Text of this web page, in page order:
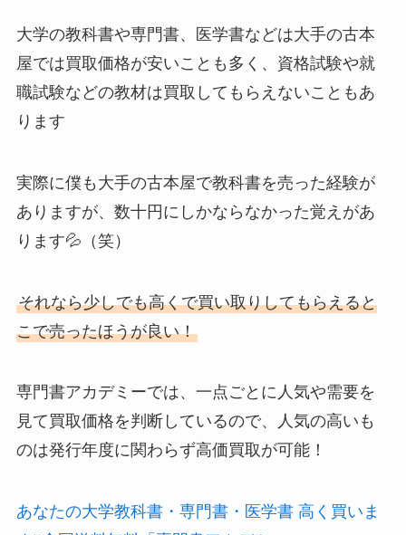
大学の教科書や専門書、医学書などは大手の古本
屋では買取価格が安いことも多く、資格試験や就
職試験などの教材は買取してもらえないこともあ
ります
実際に僕も大手の古本屋で教科書を売った経験が
ありますが、数十円にしかならなかった覚えがあ
ります💦（笑）
それなら少しでも高くで買い取りしてもらえると
こで売ったほうが良い！
専門書アカデミーでは、一点ごとに人気や需要を
見て買取価格を判断しているので、人気の高いも
のは発行年度に関わらず高価買取が可能！
あなたの大学教科書・専門書・医学書 高く買いま